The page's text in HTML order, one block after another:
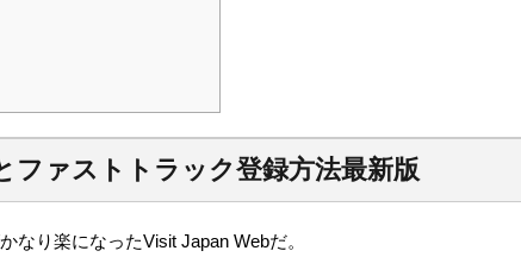
ファストトラック登録方法最新版
なり楽になったVisit Japan Webだ。